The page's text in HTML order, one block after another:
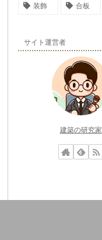
装飾 合板
サイト運営者
建築の研究家